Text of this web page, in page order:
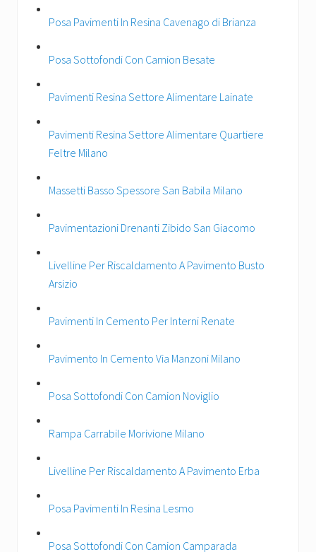
Posa Pavimenti In Resina Cavenago di Brianza
Posa Sottofondi Con Camion Besate
Pavimenti Resina Settore Alimentare Lainate
Pavimenti Resina Settore Alimentare Quartiere
Feltre Milano
Massetti Basso Spessore San Babila Milano
Pavimentazioni Drenanti Zibido San Giacomo
Livelline Per Riscaldamento A Pavimento Busto
Arsizio
Pavimenti In Cemento Per Interni Renate
Pavimento In Cemento Via Manzoni Milano
Posa Sottofondi Con Camion Noviglio
Rampa Carrabile Morivione Milano
Livelline Per Riscaldamento A Pavimento Erba
Posa Pavimenti In Resina Lesmo
Posa Sottofondi Con Camion Camparada